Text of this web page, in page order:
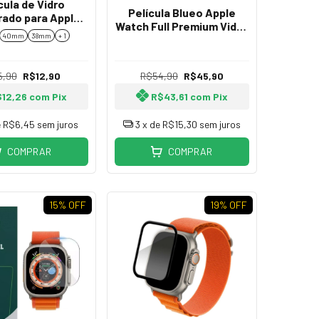
de Vidro
para Apple
e Iwo
40mm 38mm + 1
R$12,90
com Pix
R$6,45 sem juros
COMPRAR
Película Blueo Apple
Watch Full Premium Vidro
R$54,90 R$45,90
R$43,61 com Pix
3 x de R$15,30 sem juros
COMPRAR
15% OFF 19% OFF